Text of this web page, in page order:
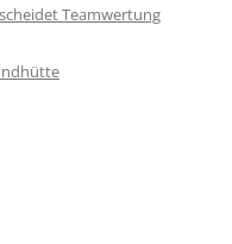
Teamwertung